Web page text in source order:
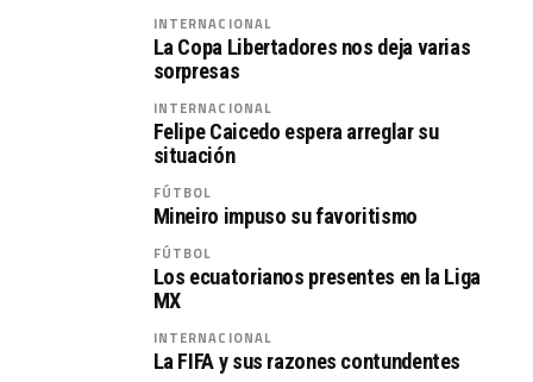
INTERNACIONAL
La Copa Libertadores nos deja varias
sorpresas
INTERNACIONAL
Felipe Caicedo espera arreglar su
situación
FÚTBOL
Mineiro impuso su favoritismo
FÚTBOL
Los ecuatorianos presentes en la Liga
MX
INTERNACIONAL
La FIFA y sus razones contundentes